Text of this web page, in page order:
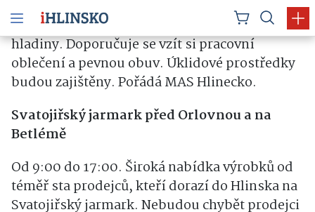
přímo na vodě. Členové vodáckého oddílu
mohou dobrovolníkům zapůjčit loďky, aby si i
ostatní mohli vyzkoušet úklid řeky z vodní
hladiny. Doporučuje se vzít si pracovní
oblečení a pevnou obuv. Úklidové prostředky
budou zajištěny. Pořádá MAS Hlinecko.
Svatojiřský jarmark před Orlovnou a na
Betlémě
Od 9:00 do 17:00. Široká nabídka výrobků od